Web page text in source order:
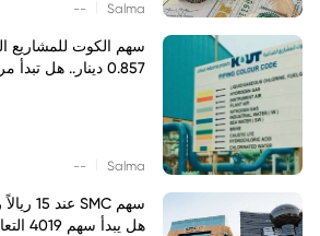
Salma
--
0.857 دينار.. هل تبدأ مرحلة تعافٍ جديدة؟
Salma
--
هل يبدأ سهم 4019 التعافي؟